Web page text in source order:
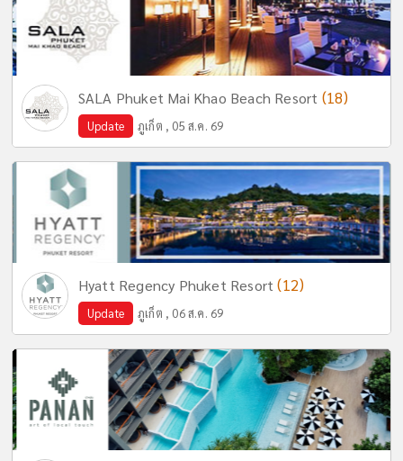
SALA Phuket Mai Khao Beach Resort (18)
Update ภูเก็ต , 05 ส.ค. 69
Hyatt Regency Phuket Resort(12)
Update ภูเก็ต , 06 ส.ค. 69